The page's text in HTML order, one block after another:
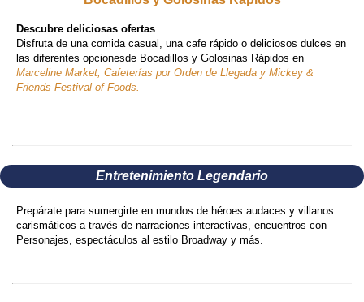
Descubre deliciosas ofertas
Disfruta de una comida casual, una cafe rápido o deliciosos dulces en
las diferentes opcionesde Bocadillos y Golosinas Rápidos en
Marceline Market; Cafeterías por Orden de Llegada y Mickey &
Friends Festival of Foods.
Entretenimiento Legendario
Prepárate para sumergirte en mundos de héroes audaces y villanos
carismáticos a través de narraciones interactivas, encuentros con
Personajes, espectáculos al estilo Broadway y más.